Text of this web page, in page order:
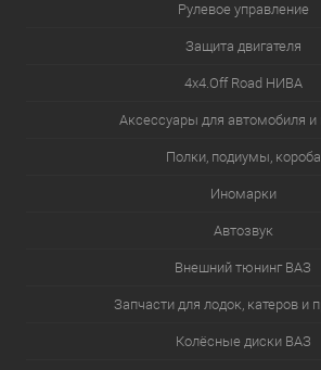
Рулевое управление
Защита двигателя
4х4.Off Road НИВА
Аксессуары для автомобиля и
Полки, подиумы, короба
Иномарки
Автозвук
Внешний тюнинг ВАЗ
Запчасти для лодок, катеров и
Колёсные диски ВАЗ